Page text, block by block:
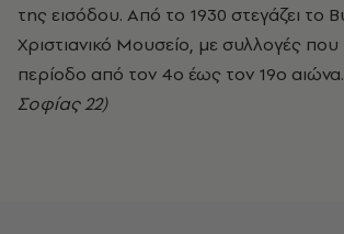
της εισόδου. Από το 1930 στεγάζει το
Χριστιανικό Μουσείο, με συλλογές
περίοδο από τον 4ο έως τον 19ο αιώνα.
Σοφίας 22)